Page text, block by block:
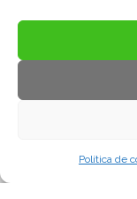
Política de